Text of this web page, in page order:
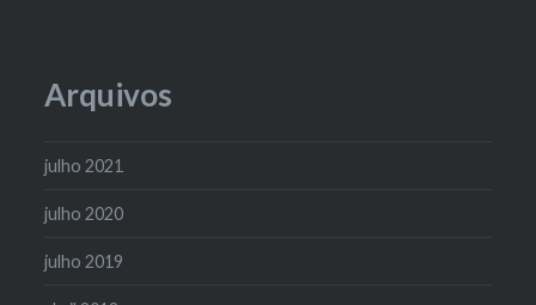
Arquivos
julho 2021
julho 2020
julho 2019